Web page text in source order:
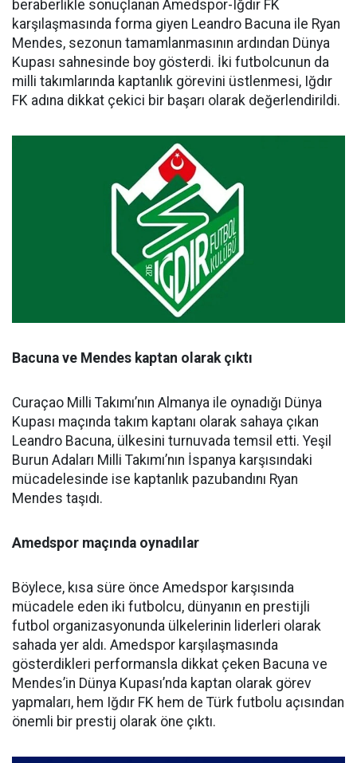
beraberlikle sonuçlanan Amedspor-Iğdır FK
karşılaşmasında forma giyen Leandro Bacuna ile Ryan
Mendes, sezonun tamamlanmasının ardından Dünya
Kupası sahnesinde boy gösterdi. İki futbolcunun da
milli takımlarında kaptanlık görevini üstlenmesi, Iğdır
FK adına dikkat çekici bir başarı olarak değerlendirildi.
Bacuna ve Mendes kaptan olarak çıktı
Curaçao Milli Takımı’nın Almanya ile oynadığı Dünya
Kupası maçında takım kaptanı olarak sahaya çıkan
Leandro Bacuna, ülkesini turnuvada temsil etti. Yeşil
Burun Adaları Milli Takımı’nın İspanya karşısındaki
mücadelesinde ise kaptanlık pazubandını Ryan
Mendes taşıdı.
Amedspor maçında oynadılar
Böylece, kısa süre önce Amedspor karşısında
mücadele eden iki futbolcu, dünyanın en prestijli
futbol organizasyonunda ülkelerinin liderleri olarak
sahada yer aldı. Amedspor karşılaşmasında
gösterdikleri performansla dikkat çeken Bacuna ve
Mendes’in Dünya Kupası’nda kaptan olarak görev
yapmaları, hem Iğdır FK hem de Türk futbolu açısından
önemli bir prestij olarak öne çıktı.